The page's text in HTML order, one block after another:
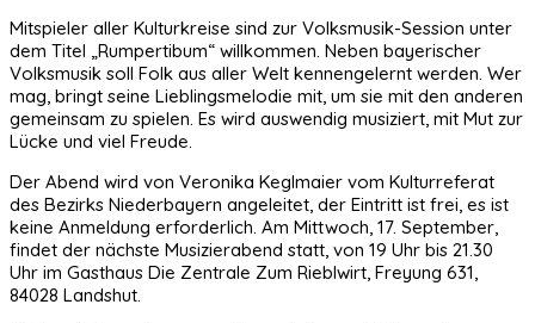
Mitspieler aller Kulturkreise sind zur Volksmusik-Session unter
dem Titel „Rumpertibum“ willkommen. Neben bayerischer
Volksmusik soll Folk aus aller Welt kennengelernt werden. Wer
mag, bringt seine Lieblingsmelodie mit, um sie mit den anderen
gemeinsam zu spielen. Es wird auswendig musiziert, mit Mut zur
Lücke und viel Freude.
Der Abend wird von Veronika Keglmaier vom Kulturreferat
des Bezirks Niederbayern angeleitet, der Eintritt ist frei, es ist
keine Anmeldung erforderlich. Am Mittwoch, 17. September,
findet der nächste Musizierabend statt, von 19 Uhr bis 21.30
Uhr im Gasthaus Die Zentrale Zum Rieblwirt, Freyung 631,
84028 Landshut.